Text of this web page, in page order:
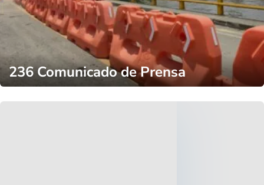
236 Comunicado de Prensa